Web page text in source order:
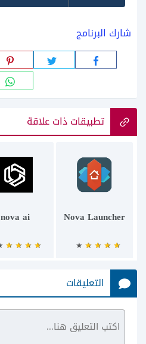
شارك البرنامج
تطبيقات ذات علاقة
Nova Launcher
nova ai
ماي سيما
التعليقات